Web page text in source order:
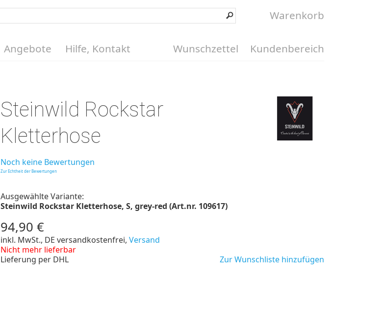
Warenkorb
Angebote Hilfe, Kontakt Kundenbereich
Wunschzettel
Steinwild Rockstar
Kletterhose
Noch keine Bewertungen
Zur Echtheit der Bewertungen
Ausgewählte Variante:
Steinwild Rockstar Kletterhose, S, grey-red (Art.nr. 109617)
94,90 €
inkl. MwSt., DE versandkostenfrei, Versand
Nicht mehr lieferbar
Lieferung per DHL
Zur Wunschliste hinzufügen